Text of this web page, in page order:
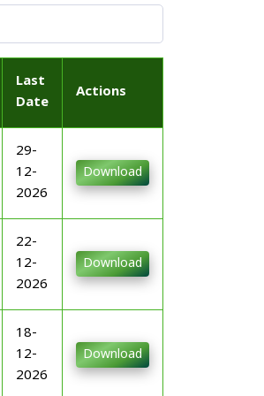
Last
Date
Actions
29-
12-
2026
Download
22-
12-
2026
Download
18-
12-
2026
Download